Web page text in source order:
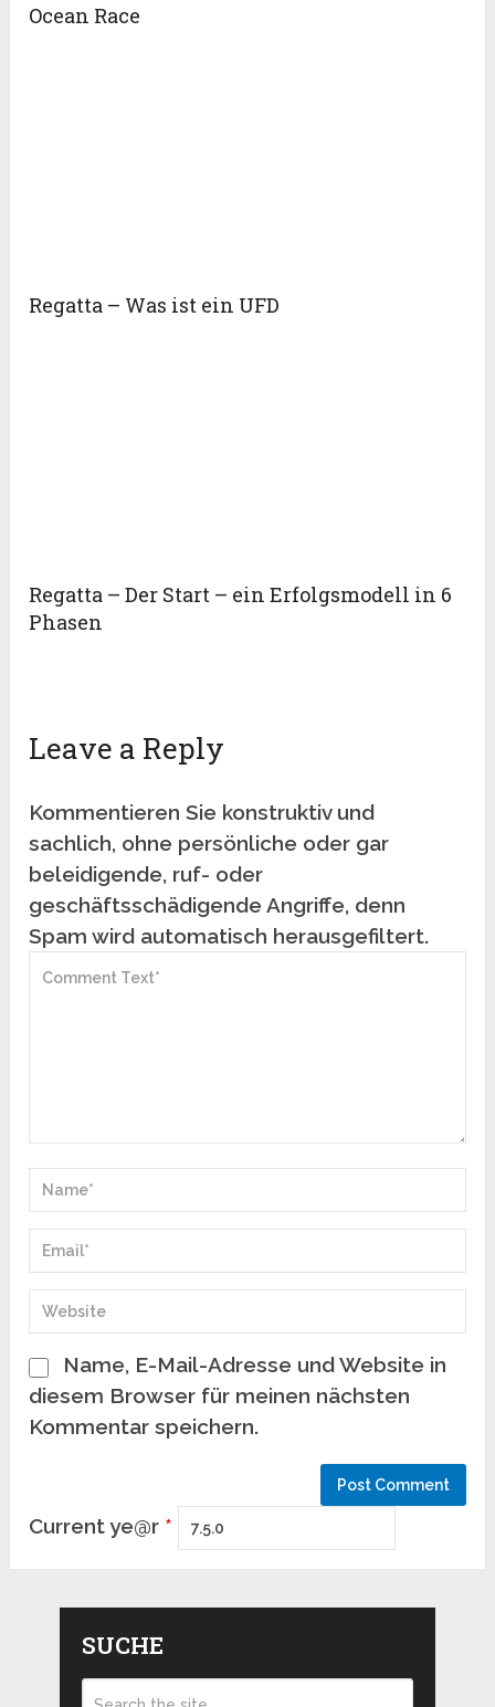
Ocean Race
Regatta – Was ist ein UFD
Regatta – Der Start – ein Erfolgsmodell in 6
Phasen
Leave a Reply
Kommentieren Sie konstruktiv und
sachlich, ohne persönliche oder gar
beleidigende, ruf- oder
geschäftsschädigende Angriffe, denn
Spam wird automatisch herausgefiltert.
Name, E-Mail-Adresse und Website in
diesem Browser für meinen nächsten
Kommentar speichern.
Current ye@r *
SUCHE